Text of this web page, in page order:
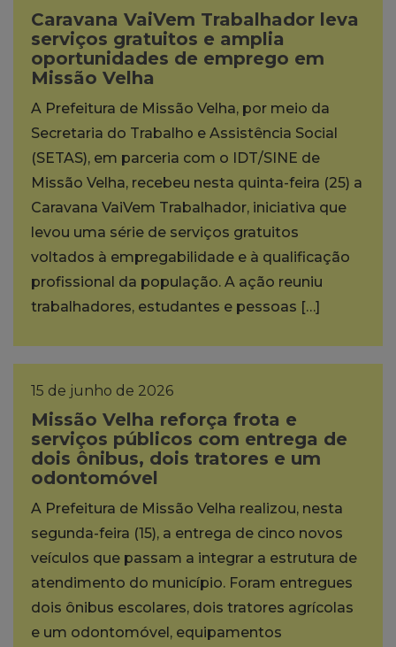
Caravana VaiVem Trabalhador leva
serviços gratuitos e amplia
oportunidades de emprego em
Missão Velha
A Prefeitura de Missão Velha, por meio da
Secretaria do Trabalho e Assistência Social
(SETAS), em parceria com o IDT/SINE de
Missão Velha, recebeu nesta quinta-feira (25) a
Caravana VaiVem Trabalhador, iniciativa que
levou uma série de serviços gratuitos
voltados à empregabilidade e à qualificação
profissional da população. A ação reuniu
trabalhadores, estudantes e pessoas […]
15 de junho de 2026
Missão Velha reforça frota e
serviços públicos com entrega de
dois ônibus, dois tratores e um
odontomóvel
A Prefeitura de Missão Velha realizou, nesta
segunda-feira (15), a entrega de cinco novos
veículos que passam a integrar a estrutura de
atendimento do município. Foram entregues
dois ônibus escolares, dois tratores agrícolas
e um odontomóvel, equipamentos